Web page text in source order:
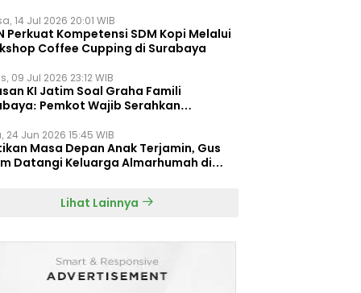
14 Jul 2026 20:01 WIB
Perkuat Kompetensi SDM Kopi Melalui
Coffee Cupping di Surabaya
09 Jul 2026 23:12 WIB
KI Jatim Soal Graha Famili
Pemkot Wajib Serahkan
24 Jun 2026 15:45 WIB
Masa Depan Anak Terjamin, Gus
Datangi Keluarga Almarhumah di
Lihat Lainnya